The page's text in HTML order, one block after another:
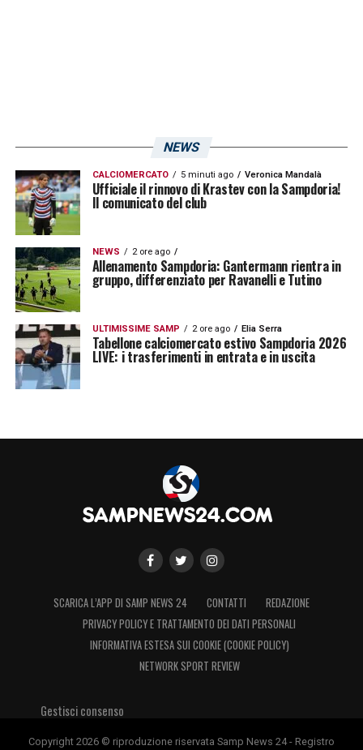
NEWS
CALCIOMERCATO 5 minuti ago Veronica Mandalà
Ufficiale il rinnovo di Krastev con la Sampdoria!
Il comunicato del club
NEWS 2 ore ago
Allenamento Sampdoria: Gantermann rientra in
gruppo, differenziato per Ravanelli e Tutino
ULTIMISSIME SAMP 2 ore ago Elia Serra
Tabellone calciomercato estivo Sampdoria 2026
LIVE: i trasferimenti in entrata e in uscita
SCARICA L’APP DI SAMP NEWS 24 CONTATTI
REDAZIONE
PRIVACY POLICY E TRATTAMENTO DEI DATI PERSONALI
INFORMATIVA ESTESA SUI COOKIE (COOKIE POLICY)
NETWORK SPORT REVIEW
Gestisci consenso
Copyright 2026 © riproduzione riservata Samp News 24 - Registro